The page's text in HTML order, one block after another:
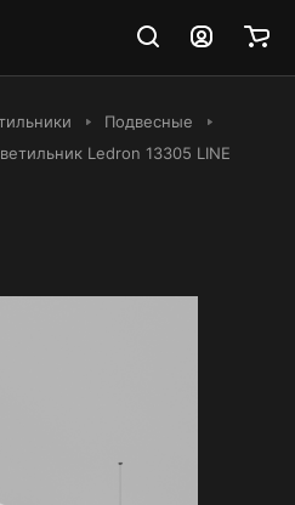
Подвесные
Ledron 13305 LINE